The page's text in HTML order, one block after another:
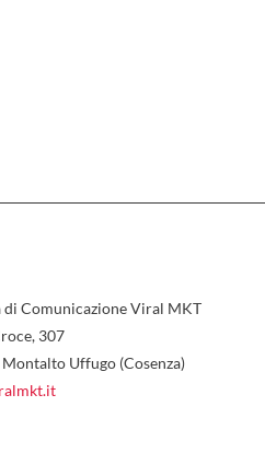
di Comunicazione Viral MKT
307
Uffugo (Cosenza)